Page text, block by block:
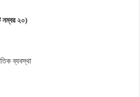
নম্বর ২০)
ব্যবস্থা